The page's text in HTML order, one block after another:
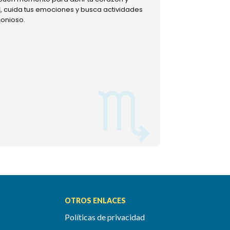
cuida tus emociones y busca actividades
OTROS ENLACES
Políticas de privacidad